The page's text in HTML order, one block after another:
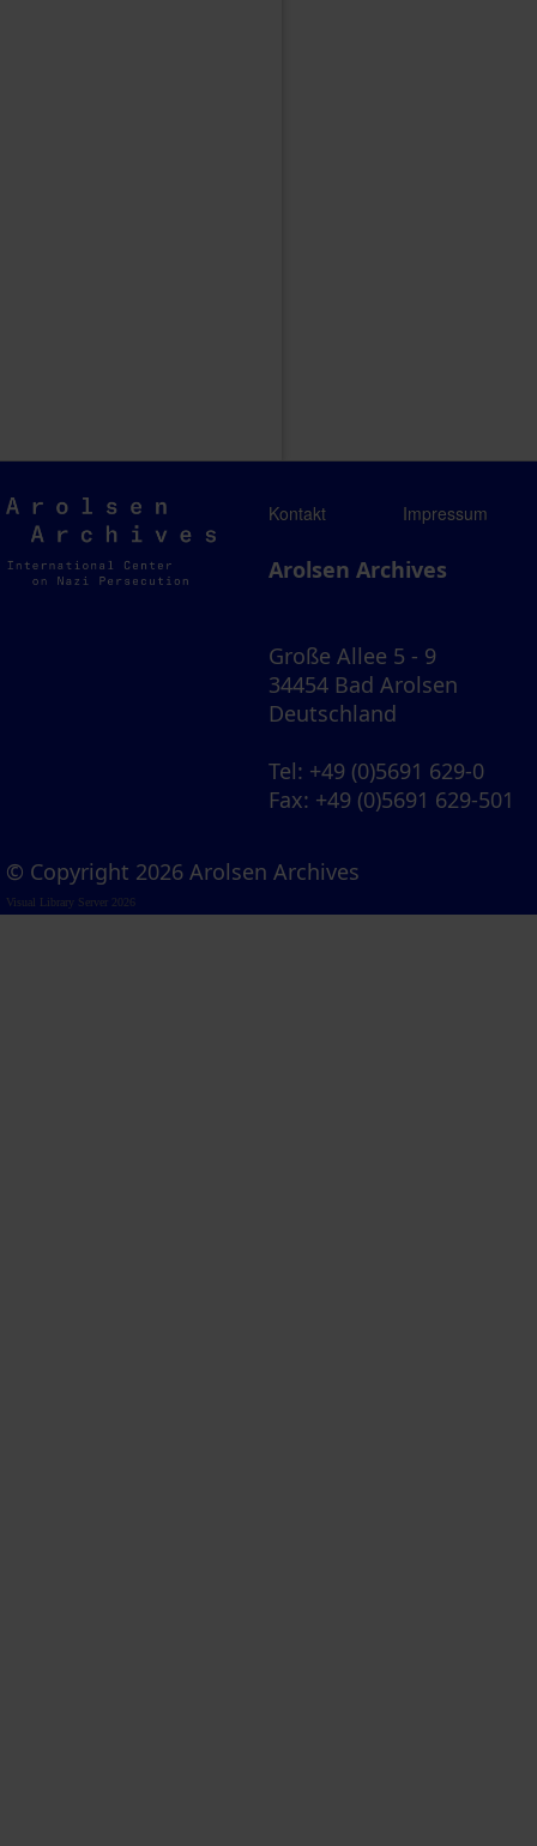
Arolsen
Archives
Kontakt Impressum
Arolsen Archives
Große Allee 5 - 9
34454 Bad Arolsen
Deutschland
Tel: +49 (0)5691 629-0
Fax: +49 (0)5691 629-501
© Copyright 2026 Arolsen Archives
Visual Library Server 2026